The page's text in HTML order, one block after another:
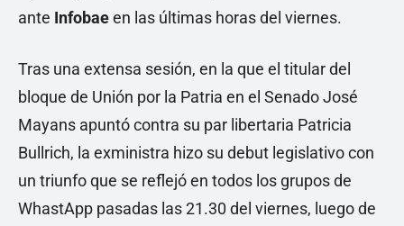
ante Infobaeen las últimas horas del viernes.
Tras una extensa sesión, en la que el titular del
bloque de Unión por la Patria en el Senado José
Mayans apuntó contra su par libertaria Patricia
Bullrich, la exministra hizo su debut legislativo con
un triunfo que se reflejó en todos los grupos de
WhastApp pasadas las 21.30 del viernes, luego de